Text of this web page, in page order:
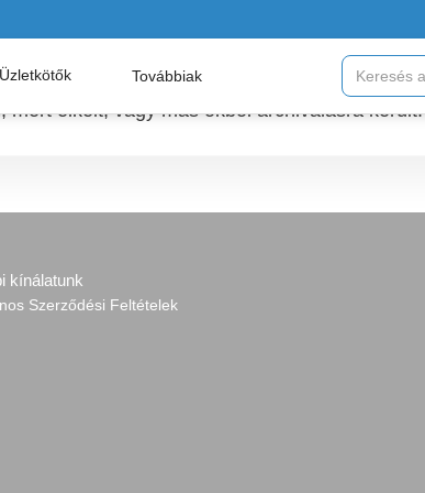
Üzletkötők Továbbiak
elkelt, vagy más okból archiválásra került.
kínálatunk
Szerződési Feltételek